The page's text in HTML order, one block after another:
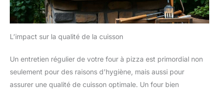
L’impact sur la qualité de la cuisson
Un entretien régulier de votre four à pizza est primordial non
seulement pour des raisons d’hygiène, mais aussi pour
assurer une qualité de cuisson optimale. Un four bien